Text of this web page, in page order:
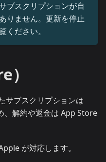
ブスクリプションが自
りません。更新を停止
ください。
サブスクリプションは
、解約や返金は App Store
が対応します。